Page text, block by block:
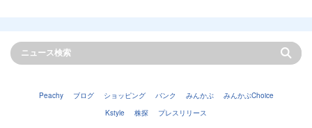
Peachy ブログ ショッピング バンク みんかぶ
みんかぶChoice
Kstyle
株探 プレスリリース